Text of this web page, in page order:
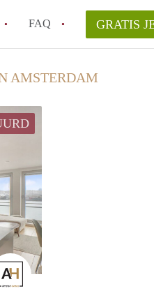
FAQ
het huren van een appartement in
appartement in Amsterdam?
van een verhuurder van een huur
huren of kopen in Amsterdam?
GRATIS
AMSTERDAM
Amster